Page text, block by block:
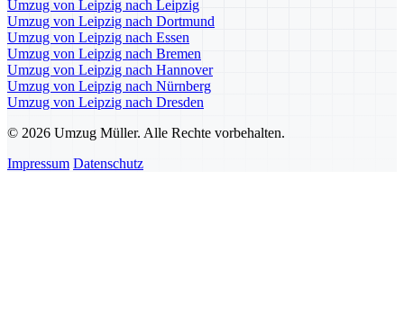
Umzug von Leipzig nach Leipzig
Umzug von Leipzig nach Dortmund
Umzug von Leipzig nach Essen
Umzug von Leipzig nach Bremen
Umzug von Leipzig nach Hannover
Umzug von Leipzig nach Nürnberg
Umzug von Leipzig nach Dresden
© 2026 Umzug Müller. Alle Rechte vorbehalten.
Impressum Datenschutz